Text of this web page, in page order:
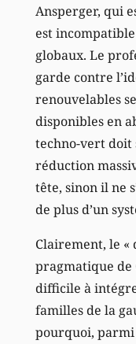
Ansperger, qui
est
globaux. Le
garde contre
renouvelables
disponibles en
techno-vert doit
réduction
tête, sinon il ne
de plus d’un
Clairement, le «
pragmatique
difficile à
familles de la
pourquoi, parmi